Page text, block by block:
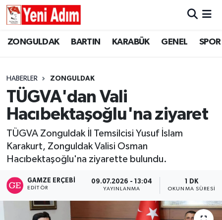
ZONGULDAK BARTIN KARABÜK GENEL SPOR
HABERLER ZONGULDAK
TÜGVA'dan Vali
Hacıbektaşoğlu'na ziyaret
TÜGVA Zonguldak İl Temsilcisi Yusuf İslam
Karakurt, Zonguldak Valisi Osman
Hacıbektaşoğlu'na ziyarette bulundu.
GAMZE ERÇEBI
EDITÖR
09.07.2026 - 13:04
YAYINLANMA
1 DK
OKUNMA SÜRESI
ZONGULDAK
GÜNCEL
SİYASET
RESMİ İLAN
ZONGULDAK
GENEL
SPOR
SİYASET
SAĞLIK
GÜNCEL
Zonguldak Hava Durumu
Süper Lig Puan Durumu ve Fikstür
Tüm Manşetler
Son Dakika Haberleri
Haber Arşivi